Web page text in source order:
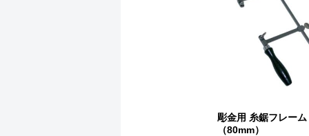
彫金用 糸鋸フレーム
（80mm）